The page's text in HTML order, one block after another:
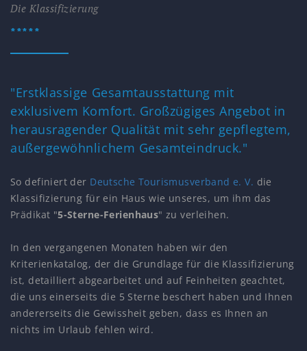
Die Klassifizierung
*****
"Erstklassige Gesamtausstattung mit
exklusivem Komfort. Großzügiges Angebot in
herausragender Qualität mit sehr gepflegtem,
außergewöhnlichem Gesamteindruck."
So definiert der Deutsche Tourismusverband e. V. die
Klassifizierung für ein Haus wie unseres, um ihm das
Prädikat "5-Sterne-Ferienhaus" zu verleihen.
In den vergangenen Monaten haben wir den
Kriterienkatalog, der die Grundlage für die Klassifizierung
ist, detailliert abgearbeitet und auf Feinheiten geachtet,
die uns einerseits die 5 Sterne beschert haben und Ihnen
andererseits die Gewissheit geben, dass es Ihnen an
nichts im Urlaub fehlen wird.